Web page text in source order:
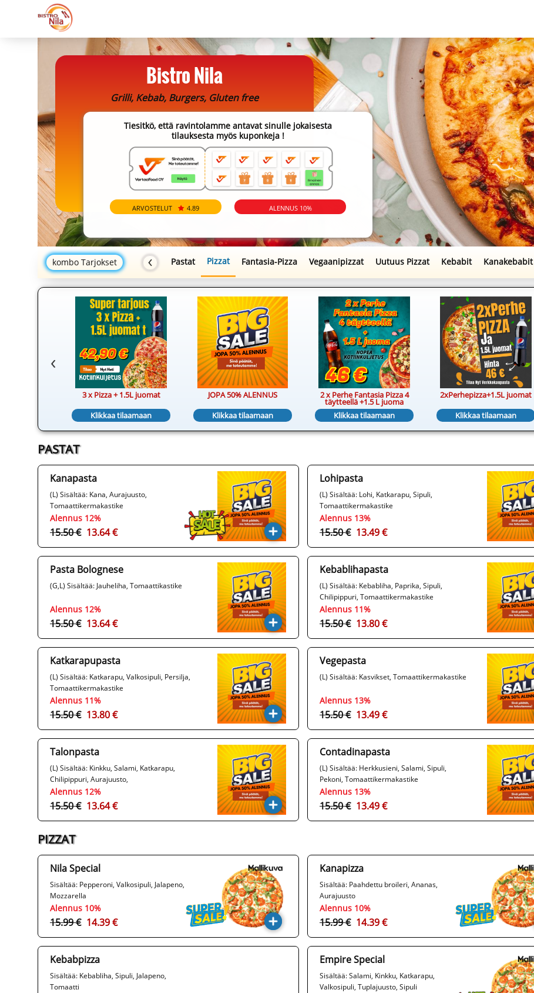
Bistro Nila
Grilli, Kebab, Burgers, Gluten free
Tiesitkö, että ravintolamme antavat sinulle jokaisesta
tilauksesta myös kuponkeja !
ARVOSTELUT 4.89 ALENNUS 10%
kombo Tarjokset Pastat Pizzat Fantasia-Pizza Vegaanipizzat Uutuus Pizzat Kebabit Kanakebabit
3 x Pizza + 1.5L juomat
Klikkaa tilaamaan
JOPA 50% ALENNUS
Klikkaa tilaamaan
2 x Perhe Fantasia Pizza 4
täytteellä +1.5 L juoma
Klikkaa tilaamaan
2xPerhepizza+1.5L juomat
Klikkaa tilaamaan
PASTAT
Kanapasta
(L) Sisältää: Kana, Aurajuusto,
Tomaattikermakastike
Alennus 12%
15.50 € 13.64 €
Lohipasta
(L) Sisältää: Lohi, Katkarapu, Sipuli,
Tomaattikermakastike
Alennus 13%
15.50 € 13.49 €
Pasta Bolognese
(G,L) Sisältää: Jauheliha, Tomaattikastike
Alennus 12%
15.50 € 13.64 €
Kebablihapasta
(L) Sisältää: Kebabliha, Paprika, Sipuli,
Chilipippuri, Tomaattikermakastike
Alennus 11%
15.50 € 13.80 €
Katkarapupasta
(L) Sisältää: Katkarapu, Valkosipuli, Persilja,
Tomaattikermakastike
Alennus 11%
15.50 € 13.80 €
Vegepasta
(L) Sisältää: Kasvikset, Tomaattikermakastike
Alennus 13%
15.50 € 13.49 €
Talonpasta
(L) Sisältää: Kinkku, Salami, Katkarapu,
Chilipippuri, Aurajuusto,
Tomaattikermakastike
Alennus 12%
15.50 € 13.64 €
Contadinapasta
(L) Sisältää: Herkkusieni, Salami, Sipuli,
Pekoni, Tomaattikermakastike
Alennus 13%
15.50 € 13.49 €
PIZZAT
Nila Special
Sisältää: Pepperoni, Valkosipuli, Jalapeno,
Mozzarella
Alennus 10%
15.99 € 14.39 €
Kanapizza
Sisältää: Paahdettu broileri, Ananas,
Aurajuusto
Alennus 10%
15.99 € 14.39 €
Kebabpizza
Sisältää: Kebabliha, Sipuli, Jalapeno,
Tomaatti
Empire Special
Sisältää: Salami, Kinkku, Katkarapu,
Valkosipuli, Tuplajuusto, Sipuli